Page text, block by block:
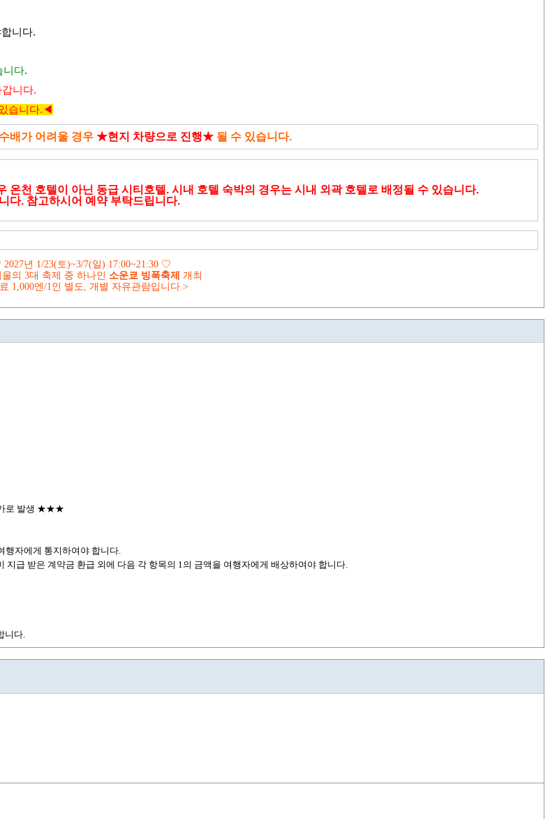
니다.
니다.
니다.
습니다.◀
배가 어려울 경우 ★현지 차량으로 진행★ 될 수 있습니다.
천 호텔이 아닌 동급 시티호텔. 시내 호텔 숙박의 경우는 시내 외곽 호텔로 배정될 수 있습니다.
다. 참고하시어 예약 부탁드립니다.
2027년 1/23(토)~3/7(일) 17:00~21:30 ♡
울의3대 축제 중 하나인 소운쿄 빙폭축제
개최
1,000엔/1인 별도,개별 자유관람입니다.>
가로 발생 ★★★
행자에게 통지하여야 합니다.
급 받은 계약금 환급 외에 다음 각 항목의 1의 금액을 여행자에게 배상하여야 합니다.
니다.